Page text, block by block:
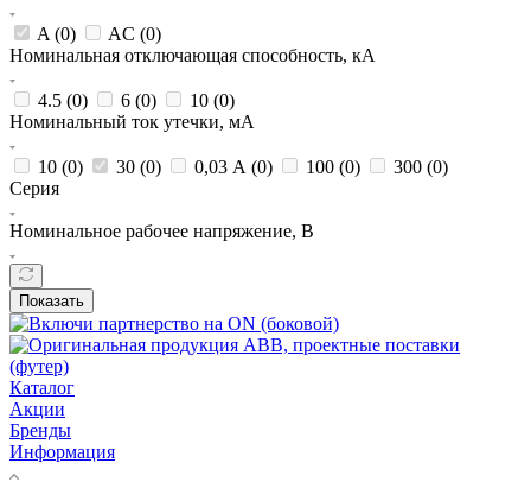
A (0) AC (0)
Номинальная отключающая способность, кА
4.5 (0) 6 (0) 10 (0)
Номинальный ток утечки, мА
10 (0) 30 (0) 0,03 А (0) 100 (0) 300 (0)
Серия
Номинальное рабочее напряжение, В
Показать
Каталог
Акции
Бренды
Информация